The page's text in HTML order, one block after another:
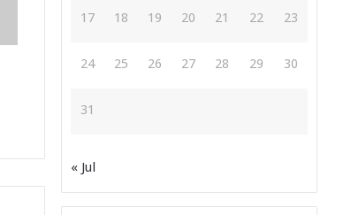
17 18 19 20 21 22 23
24 25 26 27 28 29 30
31
« Jul